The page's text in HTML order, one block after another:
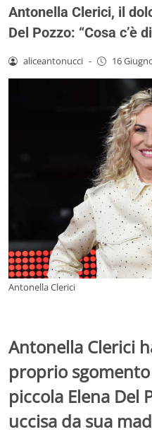
Antonella Clerici, il
Del Pozzo: “Cosa c’è
aliceantonucci - 16
Antonella Clerici
Antonella Clerici
proprio
piccola Elena Del
uccisa da sua